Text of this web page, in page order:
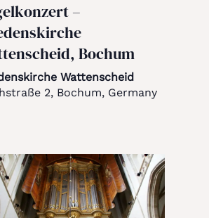
–
Bochum
Wattenscheid
2, Bochum, Germany